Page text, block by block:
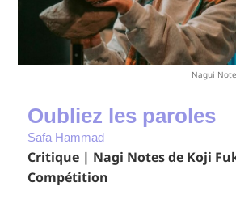
Nagui
Oubliez les paroles
Safa Hammad
Critique | Nagi Notes de Koji
Compétition